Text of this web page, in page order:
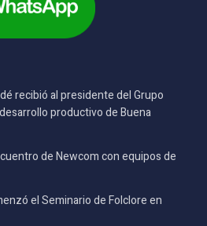
recibió al presidente del Grupo
productivo de Buena
de Newcom con equipos de
el Seminario de Folclore en